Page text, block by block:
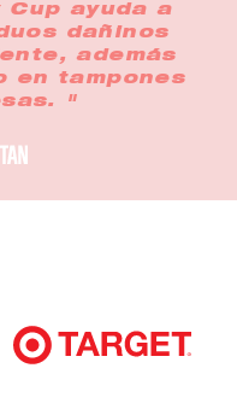
ayuda a
dañinos
además
en tampones
"